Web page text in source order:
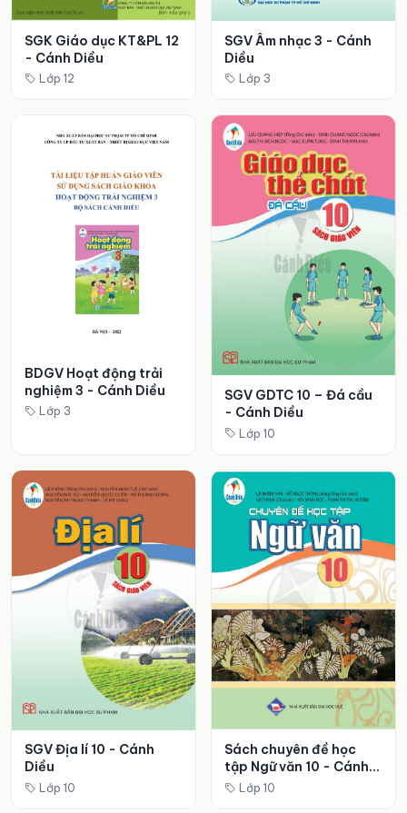
SGK Giáo dục KT&PL 12
- Cánh Diều
Lớp 12
SGV Âm nhạc 3 - Cánh
Diều
Lớp 3
BDGV Hoạt động trải
nghiệm 3 - Cánh Diều
Lớp 3
SGV GDTC 10 – Đá cầu
- Cánh Diều
Lớp 10
SGV Địa lí 10 - Cánh
Diều
Lớp 10
Sách chuyên đề học
tập Ngữ văn 10 - Cánh
DiềuLớp 10